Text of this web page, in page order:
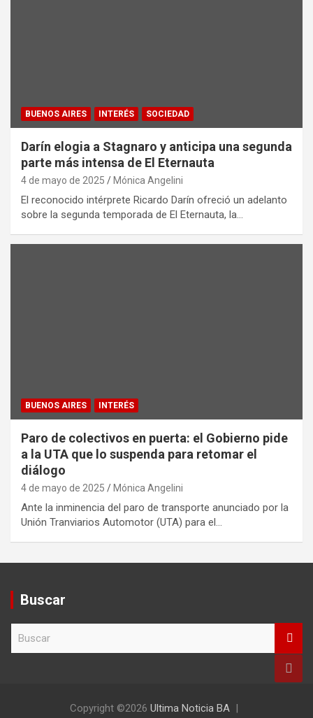
BUENOS AIRES INTERÉS SOCIEDAD
Darín elogia a Stagnaro y anticipa una segunda
parte más intensa de El Eternauta
4 de mayo de 2025 Mónica Angelini
El reconocido intérprete Ricardo Darín ofreció un adelanto
sobre la segunda temporada de El Eternauta, la…
BUENOS AIRES INTERÉS
Paro de colectivos en puerta: el Gobierno pide
a la UTA que lo suspenda para retomar el
diálogo
4 de mayo de 2025 Mónica Angelini
Ante la inminencia del paro de transporte anunciado por la
Unión Tranviarios Automotor (UTA) para el…
Buscar
Copyright ©2026 Ultima Noticia BA